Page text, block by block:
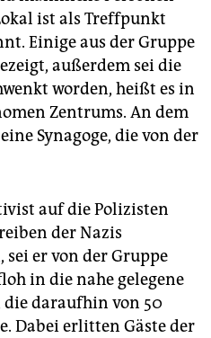
ist als Treffpunkt
Einige aus der Gruppe
außerdem sei die
worden, heißt es in
Zentrums. An dem
Synagoge, die von der
auf die Polizisten
der Nazis
er von der Gruppe
in die nahe gelegene
die daraufhin von 50
Dabei erlitten Gäste der